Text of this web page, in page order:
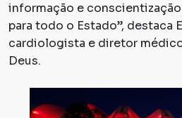
informação e
para todo o Estado”, destaca
cardiologista e diretor
Deus.